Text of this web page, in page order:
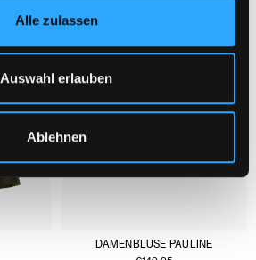
Alle zulassen
Auswahl erlauben
Ablehnen
DAMENBLUSE PAULINE